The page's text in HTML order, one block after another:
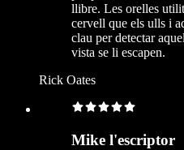
llibre. Les orelles
cervell que els ulls i
clau per detectar
vista se li escapen.
Rick Oates
Mike l'escriptor